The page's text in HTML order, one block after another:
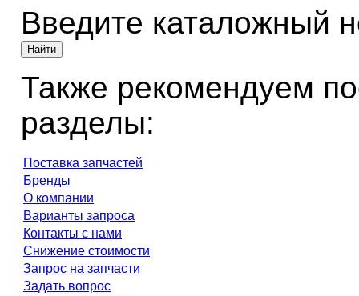
Введите каталожный
Также рекомендуем
разделы:
Поставка запчастей
Бренды
О компании
Варианты запроса
Контакты с нами
Снижение стоимости
Запрос на запчасти
Задать вопрос